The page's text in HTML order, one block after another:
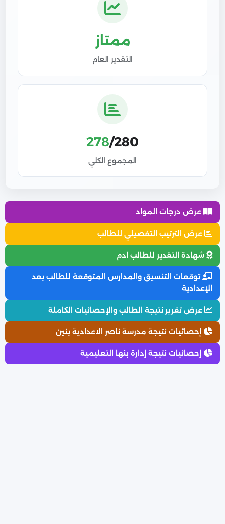
ممتاز
التقدير العام
278/280
المجموع الكلي
عرض درجات المواد
عرض الترتيب التفصيلي للطالب
شهادة التقدير للطالب ادم
توقعات التنسيق والمدارس المتوقعة للطالب بعد
الإعدادية
عرض تقرير نتيجة الطالب والإحصائيات الكاملة
إحصائيات نتيجة مدرسة ناصر الاعدادية بنين
إحصائيات نتيجة إدارة بنها التعليمية